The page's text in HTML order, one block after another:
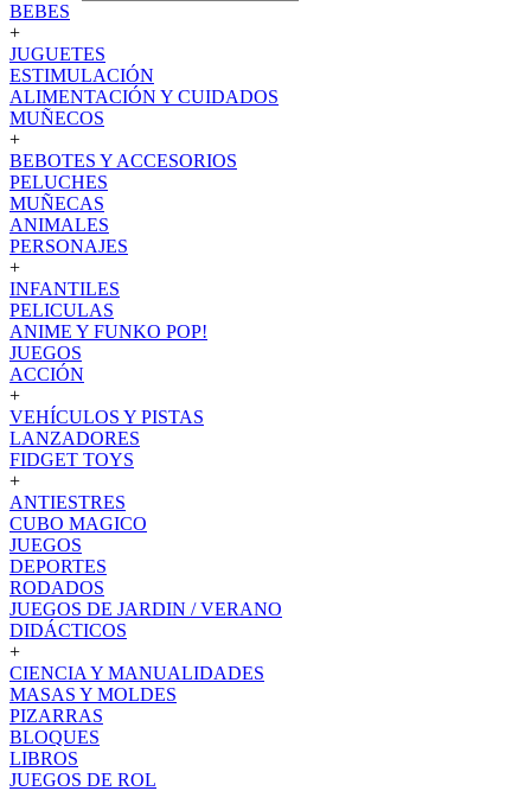
BEBES
+
JUGUETES
ESTIMULACIÓN
ALIMENTACIÓN Y CUIDADOS
MUÑECOS
+
BEBOTES Y ACCESORIOS
PELUCHES
MUÑECAS
ANIMALES
PERSONAJES
+
INFANTILES
PELICULAS
ANIME Y FUNKO POP!
JUEGOS
ACCIÓN
+
VEHÍCULOS Y PISTAS
LANZADORES
FIDGET TOYS
+
ANTIESTRES
CUBO MAGICO
JUEGOS
DEPORTES
RODADOS
JUEGOS DE JARDIN / VERANO
DIDÁCTICOS
+
CIENCIA Y MANUALIDADES
MASAS Y MOLDES
PIZARRAS
BLOQUES
LIBROS
JUEGOS DE ROL